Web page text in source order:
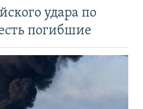
удара по
погибшие